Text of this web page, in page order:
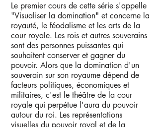
Le premier cours de cette série s'appelle
"Visualiser la domination" et concerne la
royauté, le féodalisme et les arts de la
cour royale. Les rois et autres souverains
sont des personnes puissantes qui
souhaitent conserver et gagner du
pouvoir. Alors que la domination d'un
souverain sur son royaume dépend de
facteurs politiques, économiques et
militaires, c'est le théâtre de la cour
royale qui perpétue l'aura du pouvoir
autour du roi. Les représentations
visuelles du pouvoir royal et de la